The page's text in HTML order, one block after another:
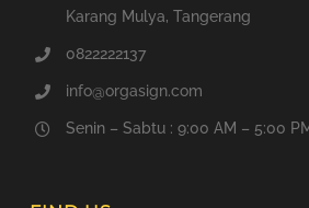
Karang Mulya, Tangerang
0822222137
info@orgasign.com
Senin – Sabtu : 9:00 AM – 5:00